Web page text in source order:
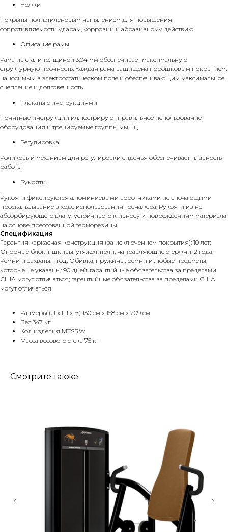
Ножки
Покрыты полиэтиленовым напылением для повышения
сопротивляемости ударам, коррозии и абразивному действию
Описание рамы
Рама из стали толщиной 3,04 мм обеспечивает максимальную
структурную прочность; Каждая рама защищена порошковым покрытием,
наносимым в электростатическом поле и обеспечивающим максимальное
сцепление и долговечность
Плакаты с инструкциями
Понятные инструкции иллюстрируют правильное использование
оборудования и тренируемые группы мышц
Регулировка
Роликовый механизм для регулировки сиденья обеспечивает плавность
работы
Рукояти
Рукояти фиксируются алюминиевыми воротниками исключающими
проскальзывание в ходе использования тренажера; Рукояти из не
абсорбирующего влагу, устойчивого к износу и повреждениям материала
на основе прессованной терморезины
Спецификация
Гарантия каркасная конструкция (за исключением покрытия): 10 лет;
Опорные блоки, шкивы, утяжелители, направляющие стержни: 2 года;
Ремни и захваты: 1 год; Обивка, пружины, ремни и любые предметы,
которые не указаны: 90 дней; гарантийные обязательства за пределами
США могут отличаться; гарантийные обязательства за пределами США
могут отличаться
Размеры (Д x Ш x В) 130 см x 158 см x 209 см
Вес 347 кг
Код изделия MTSRW
Масса весового стека 75 кг
Смотрите также